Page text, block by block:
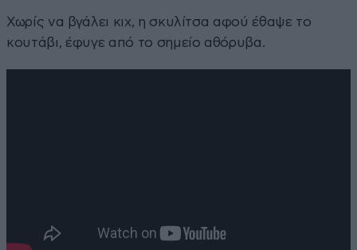
Χωρίς να βγάλει κιχ, η σκυλίτσα αφού έθαψε το
κουτάβι, έφυγε από το σημείο αθόρυβα.